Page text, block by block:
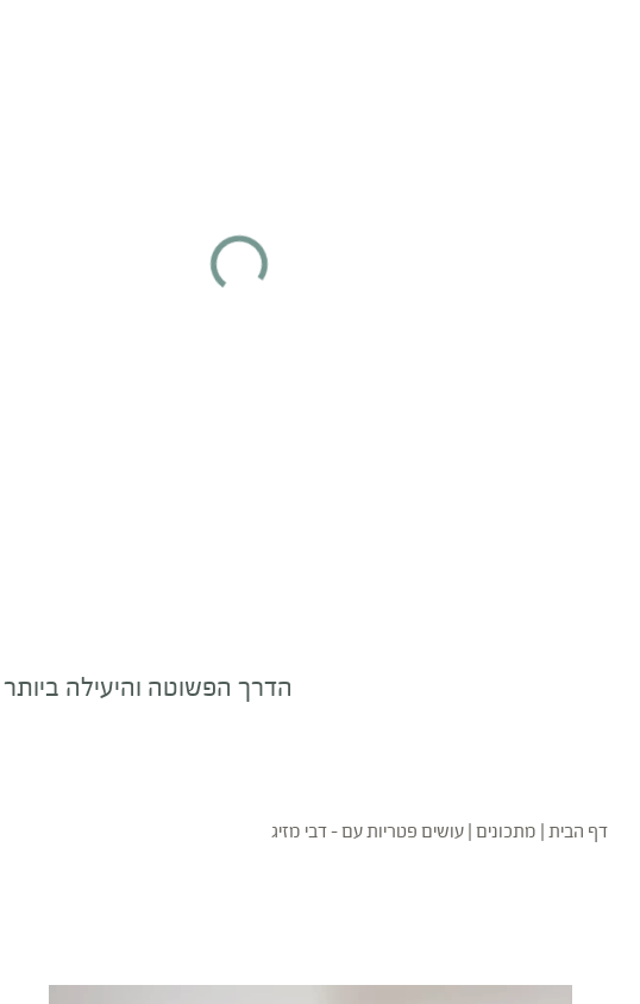
הדרך הפשוטה והיעילה
דף הבית מתכונים עושים פטריות עם – דבי מזיג